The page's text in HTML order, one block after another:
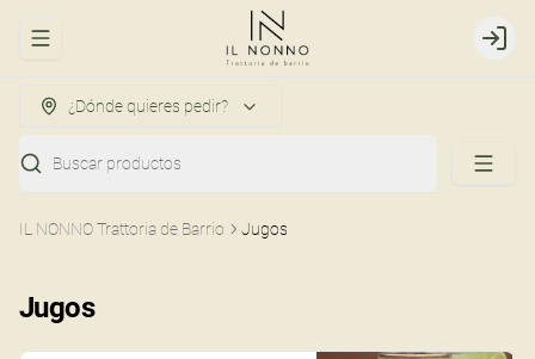
Abrir menu de navegación Login
¿Dónde quieres pedir?
Buscar productos
IL NONNO Trattoria de Barrio Jugos
Jugos